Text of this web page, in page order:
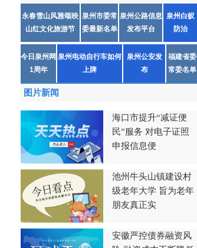
永春雪山风雅颂映
山红文化旅游节
泉州市委常
委最新名单
泉州公路信息
发布平台
泉州白蚁
防治
今日泉州网
1周年
泉州电动自行车如何
上牌
泉州公安发
布
福建省委
常委名单
图片新闻
海口市提升“减证便
民”服务 对电子证照
申报信息便
池州牛头山镇建设村
级老年大学 旨为老年
朋友真正实
安徽严控债券融资风